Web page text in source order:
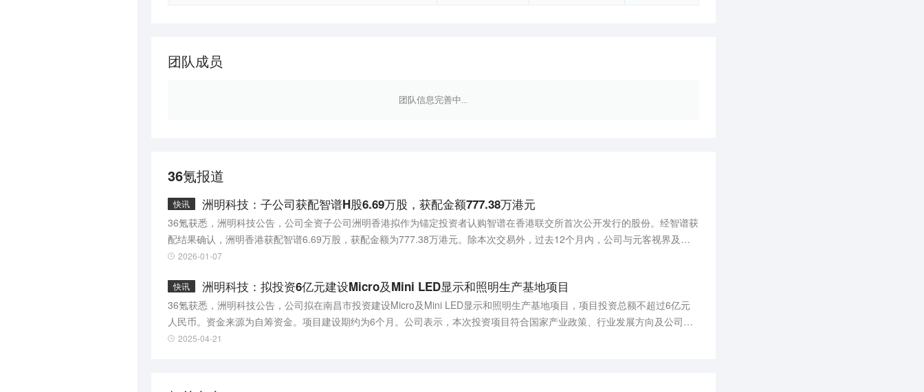
团队成员
团队信息完善中...
36氪报道
快讯 洲明科技：子公司获配智谱H股6.69万股，获配金额777.38万港元
36氪获悉，洲明科技公告，公司全资子公司洲明香港拟作为锚定投资者认购智谱在香港联交所首次公开发行的股份。经智谱获
配结果确认，洲明香港获配智谱6.69万股，获配金额为777.38万港元。除本次交易外，过去12个月内，公司与元客视界及智
谱成立合资公司深圳市智显机器人科技有限公司，其中公司以自有资金出资2500万元，持股50%。
2026-01-07
快讯 洲明科技：拟投资6亿元建设Micro及Mini LED显示和照明生产基地项目
36氪获悉，洲明科技公告，公司拟在南昌市投资建设Micro及Mini LED显示和照明生产基地项目，项目投资总额不超过6亿元
人民币。资金来源为自筹资金。项目建设期约为6个月。公司表示，本次投资项目符合国家产业政策、行业发展方向及公司未
来发展规划，将提升公司研发和生产能力，对公司整体业务发展产生积极影响。但同时也存在资金到位不确定性、市场变化等
2025-04-21